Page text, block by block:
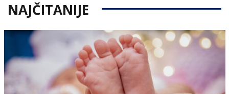
NAJČITANIJE